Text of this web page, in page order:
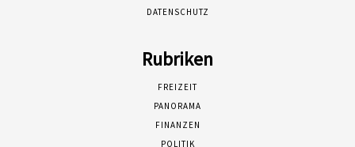
DATENSCHUTZ
Rubriken
FREIZEIT
PANORAMA
FINANZEN
POLITIK